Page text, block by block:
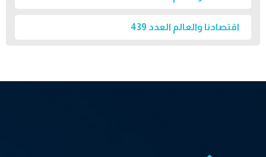
اقتصادنا والعالم العدد 439